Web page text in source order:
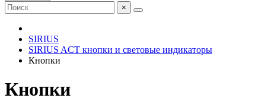
×
SIRIUS
SIRIUS ACT кнопки и световые индикаторы
Кнопки
Кнопки